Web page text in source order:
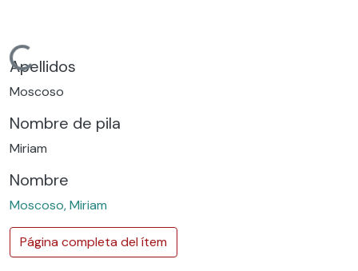
Cargando...
Apellidos
Moscoso
Nombre de pila
Miriam
Nombre
Moscoso, Miriam
Página completa del ítem